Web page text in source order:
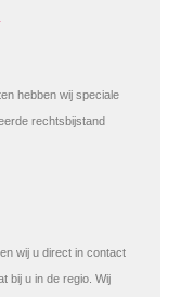
hebben wij speciale
rechtsbijstand
wij u direct in contact
bij u in de regio. Wij